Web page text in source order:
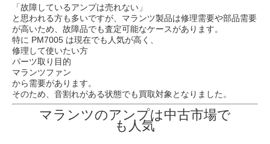
「故障しているアンプは売れない」
と思われる方も多いですが、マランツ製品は修理需要や部品需要
が高いため、故障品でも査定可能なケースがあります。
特に PM7005 は現在でも人気が高く、
修理して使いたい方
パーツ取り目的
マランツファン
から需要があります。
そのため、音割れがある状態でも買取対象となりました。
マランツのアンプは中古市場で
も人気